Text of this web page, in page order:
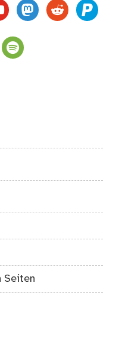
mastodon
reddit paypal
spotify
Seiten